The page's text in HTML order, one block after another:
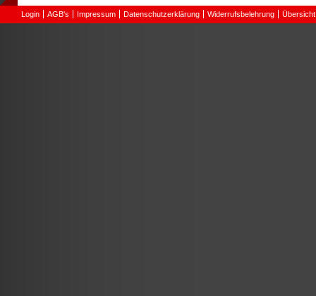
Login AGB's Impressum Datenschutzerklärung Widerrufsbelehrung